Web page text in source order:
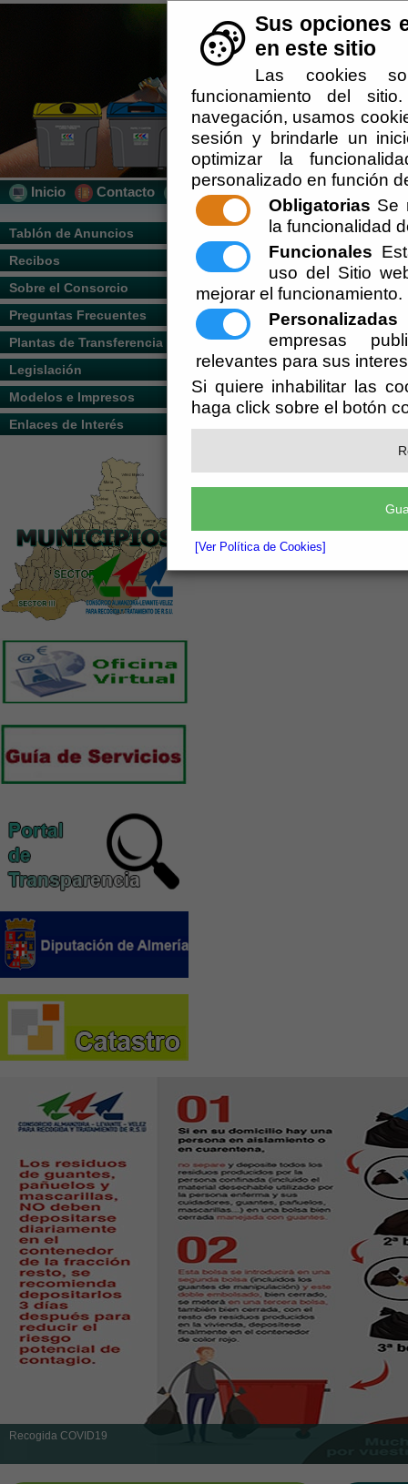
Sus opciones
en este sitio
Las cookies
funcionamiento del
navegación, usamos
sesión y brindarle un
optimizar la
personalizado en función
Obligatorias Se
la funcionalidad
Funcionales
uso del Sitio
mejorar el funcionamiento.
Personalizadas
empresas
relevantes para sus
Si quiere inhabilitar las
haga click sobre el botón
[Ver Política de Cookies]
Inicio Contacto Localización
Tablón de Anuncios
Recibos
Sobre el Consorcio
Preguntas Frecuentes
Plantas de Transferencia
Legislación
Modelos e Impresos
Enlaces de Interés
Recogida COVID19